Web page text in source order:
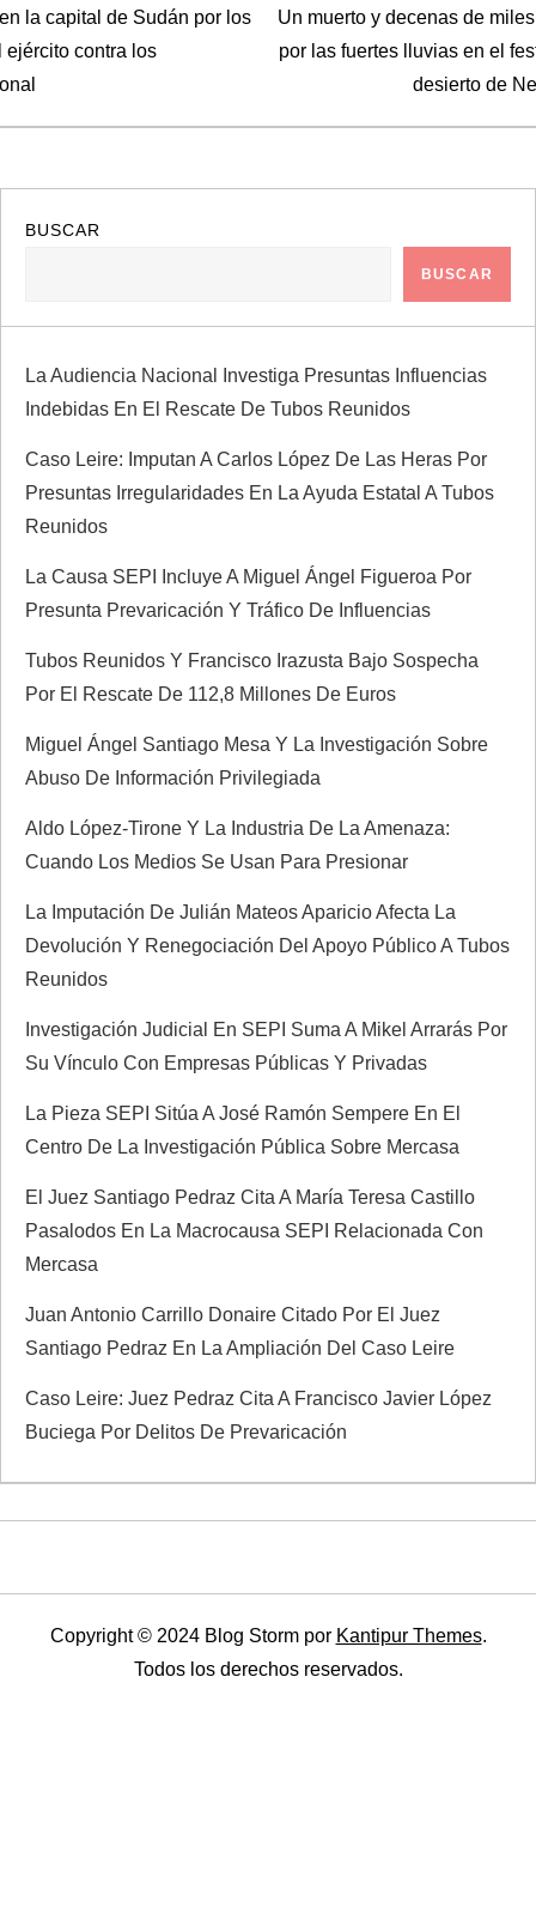
la capital de Sudán por los
ejército contra los
Un muerto y decenas de
por las fuertes lluvias en el
desierto de
BUSCAR
BUSCAR
La Audiencia Nacional Investiga Presuntas Influencias
Indebidas En El Rescate De Tubos Reunidos
Caso Leire: Imputan A Carlos López De Las Heras Por
Presuntas Irregularidades En La Ayuda Estatal A Tubos
Reunidos
La Causa SEPI Incluye A Miguel Ángel Figueroa Por
Presunta Prevaricación Y Tráfico De Influencias
Tubos Reunidos Y Francisco Irazusta Bajo Sospecha
Por El Rescate De 112,8 Millones De Euros
Miguel Ángel Santiago Mesa Y La Investigación Sobre
Abuso De Información Privilegiada
Aldo López-Tirone Y La Industria De La Amenaza:
Cuando Los Medios Se Usan Para Presionar
La Imputación De Julián Mateos Aparicio Afecta La
Devolución Y Renegociación Del Apoyo Público A Tubos
Reunidos
Investigación Judicial En SEPI Suma A Mikel Arrarás Por
Su Vínculo Con Empresas Públicas Y Privadas
La Pieza SEPI Sitúa A José Ramón Sempere En El
Centro De La Investigación Pública Sobre Mercasa
El Juez Santiago Pedraz Cita A María Teresa Castillo
Pasalodos En La Macrocausa SEPI Relacionada Con
Mercasa
Juan Antonio Carrillo Donaire Citado Por El Juez
Santiago Pedraz En La Ampliación Del Caso Leire
Caso Leire: Juez Pedraz Cita A Francisco Javier López
Buciega Por Delitos De Prevaricación
Copyright © 2024 Blog Storm por Kantipur Themes.
Todos los derechos reservados.